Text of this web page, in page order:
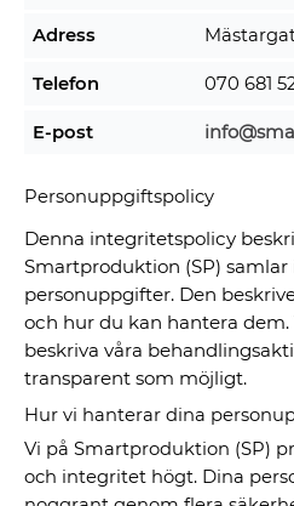
Adress
Telefon 070 681
E-post
Personuppgiftspolicy
Denna integritetspolicy
Smartproduktion (SP)
personuppgifter. Den
och hur du kan hantera dem.
beskriva våra
transparent som möjligt.
Hur vi hanterar dina
Vi på Smartproduktion (SP)
och integritet högt. Dina